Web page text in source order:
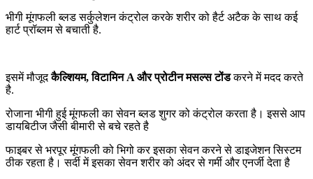
भीगी मूंगफली ब्लड सर्कुलेशन कंट्रोल करके शरीर को हैर्ट अटैक के साथ कई
हार्ट प्रॉब्लम से बचाती है.
इसमें मौजूदकैल्शियम, विटामिन A और प्रोटीन मसल्स टोंडकरने में मदद करते
है.
रोजाना भीगी हुई मूंगफली का सेवन ब्लड शुगर को कंट्रोल करता है। इससे आप
डायबिटीज जैसी बीमारी से बचे रहते है
फाइबर से भरपूर मूंगफली को भिगो कर इसका सेवन करने से डाइजेशन सिस्टम
ठीक रहता है। सर्दी में इसका सेवन शरीर को अंदर से गर्मी और एनर्जी देता है